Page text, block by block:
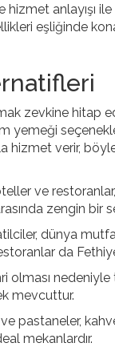
hizmet anlayışı
eşliğinde
zevkine hitap
yemeği
hizmet verir,
ve
zengin bir
dünya
da
olması
mevcuttur.
pastaneler,
mekanlardır.